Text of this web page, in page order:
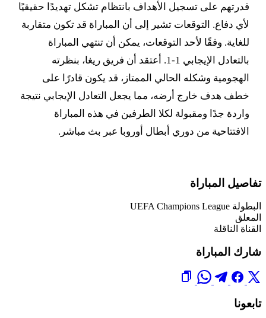
قدرتهم على تسجيل الأهداف بانتظام تشكل تهديدًا حقيقيًا
لأي دفاع. التوقعات تشير إلى أن المباراة قد تكون متقاربة
للغاية. وفقًا لأحد التوقعات، يمكن أن تنتهي المباراة
بالتعادل الإيجابي 1-1. أعتقد أن فريق ريغا، بنظرته
الهجومية وشكله الحالي الممتاز، قد يكون قادرًا على
خطف هدف خارج أرضه، مما يجعل التعادل الإيجابي نتيجة
واردة جدًا ومقبولة لكلا الطرفين في هذه المباراة
الافتتاحية من دوري أبطال أوروبا عبر بث مباشر.
تفاصيل المباراة
البطولة UEFA Champions League
المعلق
القناة الناقلة
شارك المباراة
تابعونا